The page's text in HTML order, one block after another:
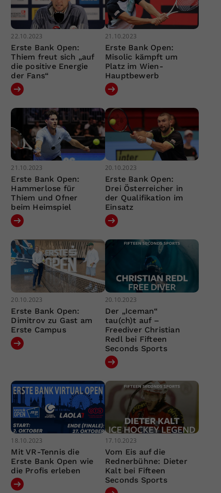
22.10.2023
Erste Bank Open:
Thiem freut sich „auf
die positive Energie
der Fans“
21.10.2023
Erste Bank Open:
Misolic kämpft um
Platz im Wien-
Hauptbewerb
21.10.2023
Erste Bank Open:
Hammerlose für
Thiem und Ofner
beim Heimspiel
20.10.2023
Erste Bank Open:
Drei Österreicher in
der Qualifikation im
Einsatz
20.10.2023
Erste Bank Open:
Dimitrov zu Gast am
Erste Campus
20.10.2023
Der „Iceman“
tau(ch)t auf –
Freediver Christian
Redl bei Fifteen
Seconds Sports
18.10.2023
Mit VR-Tennis die
Erste Bank Open wie
die Profis erleben
17.10.2023
Vom Eis auf die
Rednerbühne: Dieter
Kalt bei Fifteen
Seconds Sports